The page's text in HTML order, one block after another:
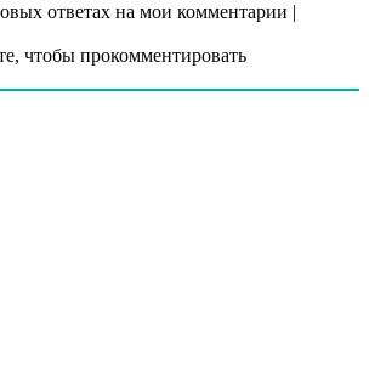
ответах на мои комментарии |
чтобы прокомментировать